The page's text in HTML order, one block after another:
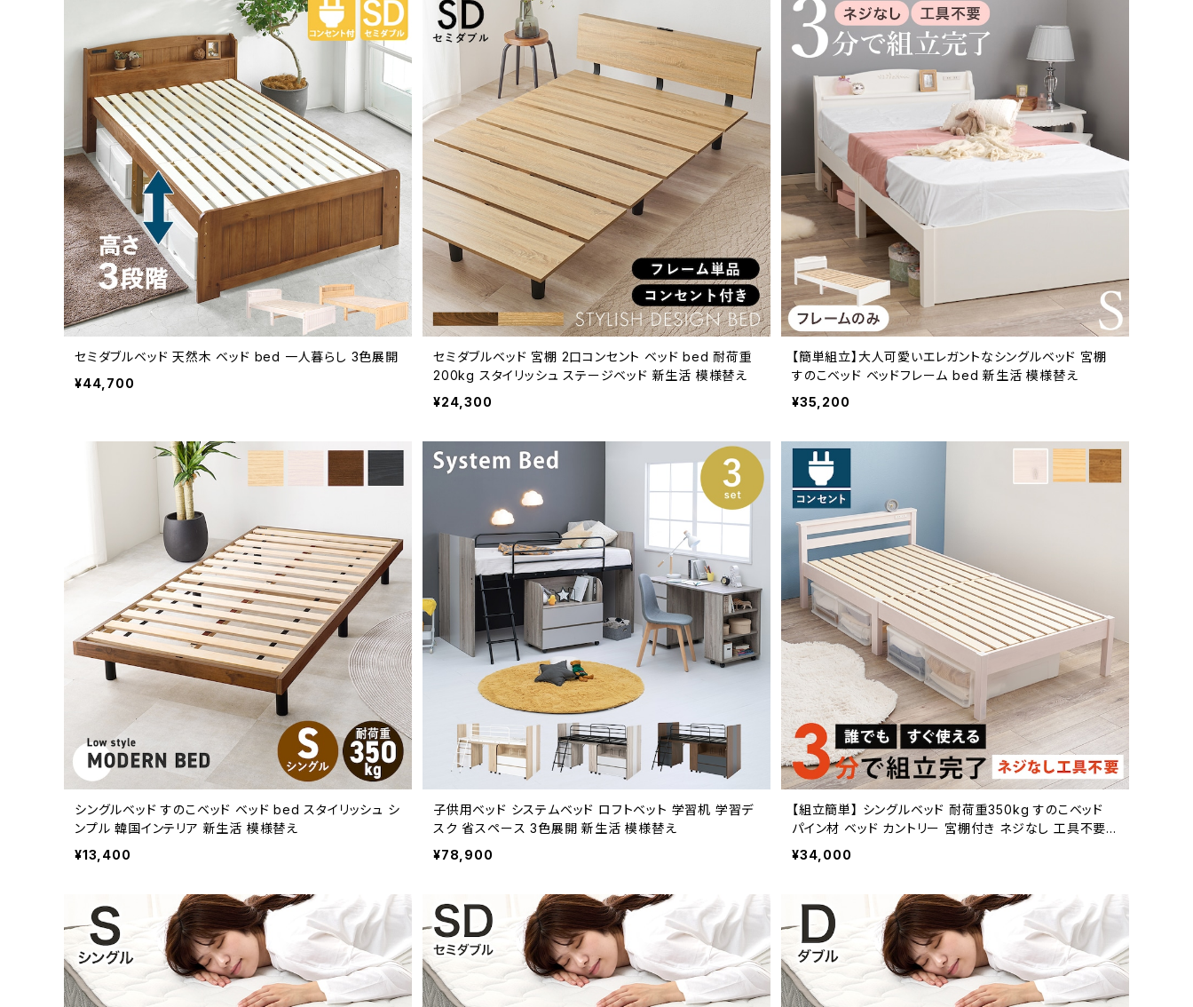
セミダブルベッド 天然木 ベッド bed 一人暮らし 3色展開
¥44,700
セミダブルベッド 宮棚 2口コンセント ベッド bed 耐荷重
200kg スタイリッシュ ステージベッド 新生活 模様替え
¥24,300
【簡単組立】大人可愛いエレガントなシングルベッド 宮棚
すのこベッド ベッドフレーム bed 新生活 模様替え
¥35,200
シングルベッド すのこベッド ベッド bed スタイリッシュ シ
ンプル 韓国インテリア 新生活 模様替え
¥13,400
子供用ベッド システムベッド ロフトベット 学習机 学習デ
スク 省スペース 3色展開 新生活 模様替え
¥78,900
【組立簡単】 シングルベッド 耐荷重350kg すのこベッド
パイン材 ベッド カントリー 宮棚付き ネジなし 工具不要
新生活 模様替え
¥34,000